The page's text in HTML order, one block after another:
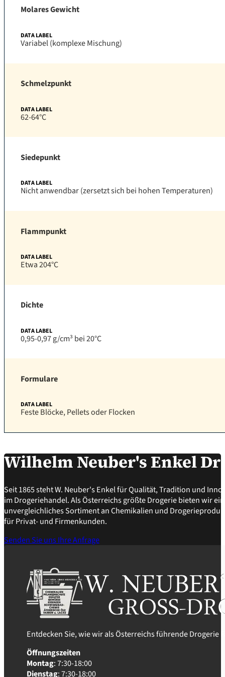
Molares Gewicht
Variabel (komplexe Mischung)
Schmelzpunkt
62-64°C
Siedepunkt
Nicht anwendbar (zersetzt sich bei hohen Temperaturen)
Flammpunkt
Etwa 204°C
Dichte
0,95-0,97 g/cm³ bei 20°C
Formulare
Feste Blöcke, Pellets oder Flocken
Wilhelm Neuber's Enkel
Seit 1865 steht W. Neuber's Enkel für Qualität, Tradition und
im Drogeriehandel. Als Österreichs größte Drogerie bieten wir ein
unvergleichliches Sortiment an Chemikalien und
für Privat- und Firmenkunden.
Senden Sie uns Ihre Anfrage
Entdecken Sie, wie wir als Österreichs führende
Öffnungszeiten
Montag: 7:30-18:00
Dienstag: 7:30-18:00